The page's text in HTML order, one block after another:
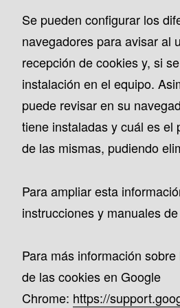
Se pueden configurar los
navegadores para avisar al
recepción de cookies y, si
instalación en el equipo.
puede revisar en su
tiene instaladas y cuál es el
de las mismas, pudiendo
Para ampliar esta
instrucciones y manuales
Para más información
de las cookies en Google
Chrome: https://